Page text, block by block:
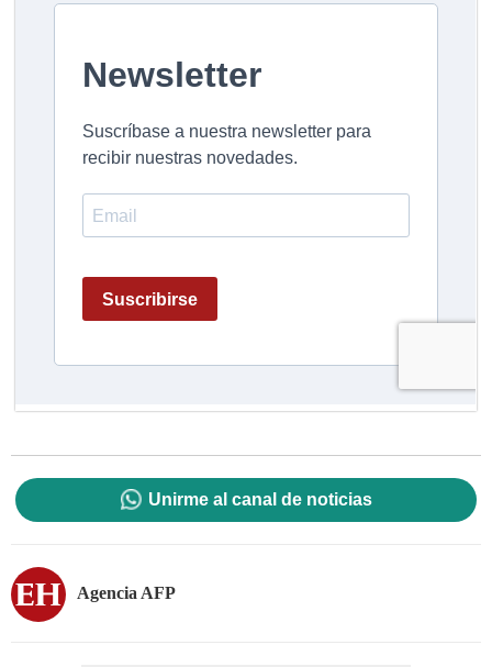
Unirme al canal de noticias
Agencia AFP